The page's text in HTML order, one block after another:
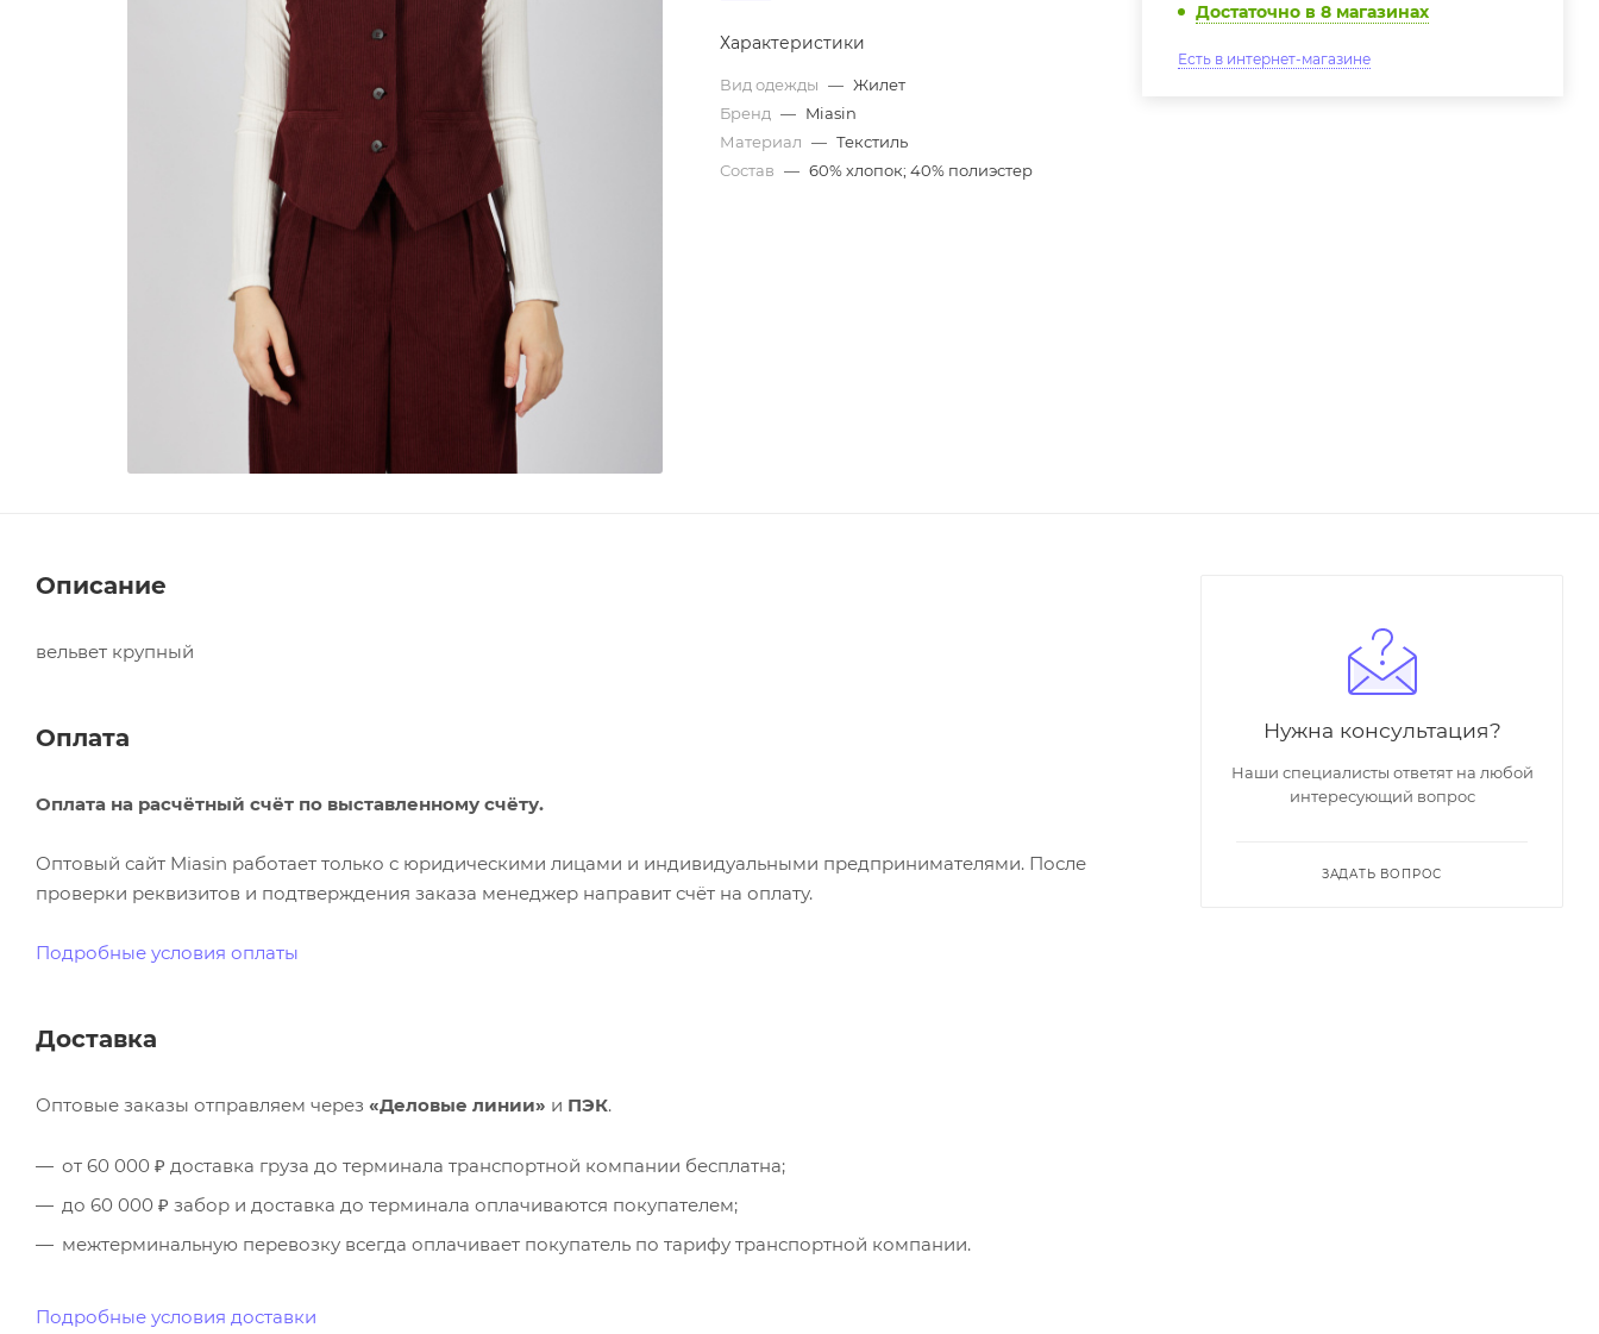
Характеристики
Вид одежды — Жилет
Бренд — Miasin
Материал — Текстиль
Состав — 60% хлопок; 40% полиэстер
Достаточно в 8 магазинах
Есть в интернет-магазине
Описание
вельвет крупный
Оплата
Оплата на расчётный счёт по выставленному счёту.
Оптовый сайт Miasin работает только с юридическими лицами и индивидуальными предпринимателями. После
проверки реквизитов и подтверждения заказа менеджер направит счёт на оплату.
Подробные условия оплаты
Доставка
Оптовые заказы отправляем через «Деловые линии» и ПЭК.
от 60 000 ₽ доставка груза до терминала транспортной компании бесплатна;
до 60 000 ₽ забор и доставка до терминала оплачиваются покупателем;
межтерминальную перевозку всегда оплачивает покупатель по тарифу транспортной компании.
Подробные условия доставки
Нужна консультация?
Наши специалисты ответят на любой
интересующий вопрос
ЗАДАТЬ ВОПРОС